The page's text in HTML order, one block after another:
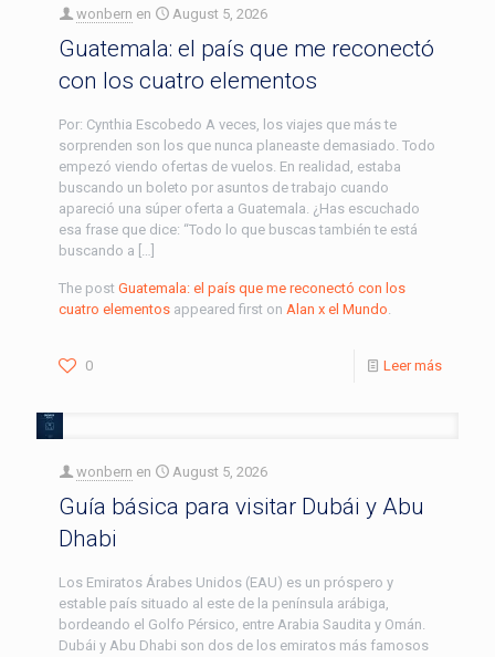
wonbern en August 5, 2026
Guatemala: el país que me reconectó
con los cuatro elementos
Por: Cynthia Escobedo A veces, los viajes que más te
sorprenden son los que nunca planeaste demasiado. Todo
empezó viendo ofertas de vuelos. En realidad, estaba
buscando un boleto por asuntos de trabajo cuando
apareció una súper oferta a Guatemala. ¿Has escuchado
esa frase que dice: “Todo lo que buscas también te está
buscando a […]
The post Guatemala: el país que me reconectó con los
cuatro elementos appeared first on Alan x el Mundo.
0 Leer más
wonbern en August 5, 2026
Guía básica para visitar Dubái y Abu
Dhabi
Los Emiratos Árabes Unidos (EAU) es un próspero y
estable país situado al este de la península arábiga,
bordeando el Golfo Pérsico, entre Arabia Saudita y Omán.
Dubái y Abu Dhabi son dos de los emiratos más famosos